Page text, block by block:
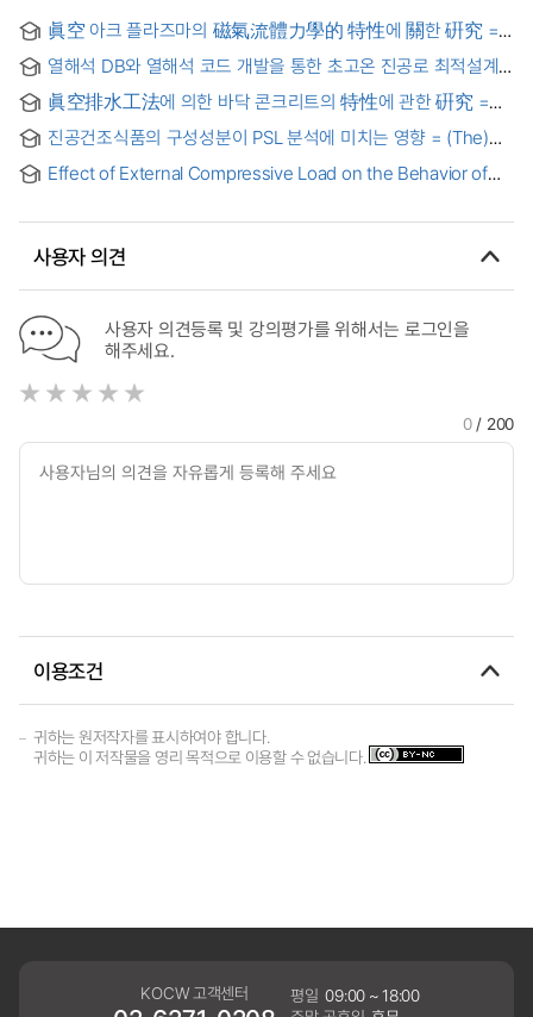
眞空 아크 플라즈마의 磁氣流體力學的 特性에 關한 硏究 =
(A) Study on the Magnetohydrodynamic Characteristics of
the Vacuum Arc Plasma
열해석 DB와 열해석 코드 개발을 통한 초고온 진공로 최적설계
= Optimal Design of High Temperature Vacuum Furnace
Using Thermal Analysis DB and Thermal Analysis Codes
眞空排水工法에 의한 바닥 콘크리트의 特性에 관한 硏究 =
(A) study on the strength property of concrete floor casr
by vacuum dewatering system
진공건조식품의 구성성분이 PSL 분석에 미치는 영향 = (The)
on the Analysis of Photostimulated Luminescence
Effect of External Compressive Load on the Behavior of
during Radio-Frequency/Vacuum Drying : 고주파진공건조증
미치는 영향
사용자 의견
사용자 의견등록 및 강의평가를 위해서는 로그인을
해주세요.
0/ 200
이용조건
귀하는 원저작자를 표시하여야 합니다.
귀하는 이 저작물을 영리 목적으로 이용할 수 없습니다.
KOCW 고객센터 평일 09:00 ~ 18:00